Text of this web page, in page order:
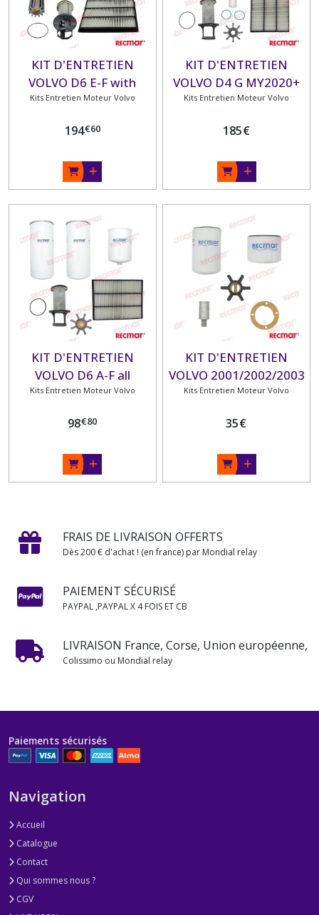
KIT D'ENTRETIEN
VOLVO D6 E-F with
AQ/IPS drives SN
D6 G MY2020+
Kits Entretien Moteur Volvo
194€60
KIT D'ENTRETIEN
VOLVO D4 G MY2020+
Kits Entretien Moteur Volvo
185€
KIT D'ENTRETIEN
VOLVO D6 A-F all
Inboard engines/ D6 A-D
MY2019
Kits Entretien Moteur Volvo
98€80
KIT D'ENTRETIEN
VOLVO 2001/2002/2003
Kits Entretien Moteur Volvo
35€
FRAIS DE LIVRAISON OFFERTS
Dès 200 € d'achat ! (en france) par Mondial relay
PAIEMENT SÉCURISÉ
PAYPAL ,PAYPAL X 4 FOIS ET CB
LIVRAISON France, Corse, Union européenne,
Colissimo ou Mondial relay
Paiements sécurisés
Navigation
Accueil
Catalogue
Contact
Qui sommes nous ?
CGV